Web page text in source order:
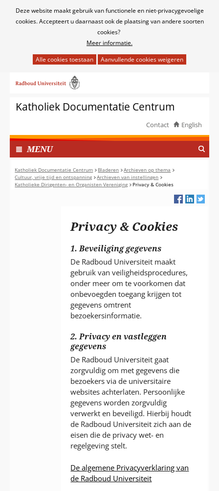
Cookies
Deze website maakt gebruik van functionele en niet-privacygevoelige
cookies. Accepteert u daarnaast ook de plaatsing van andere soorten
cookies?
Meer informatie.
het
van
cookies
deze
website
worden
toegestaan
of
geweigerd.
naar
inhoudKatholiek Documentatie Centrum
Contact English
MENUI
N
G
E
K
Katholiek Documentatie Centrum Bladeren
Archieven op thema
Cultuur, vrije tijd en ontspanning
Archieven van instellingen
Katholieke Dirigenten- en Organisten Vereniging
Privacy & Cookies
Privacy & Cookies
1. Beveiliging gegevens
De Radboud Universiteit maakt
gebruik van veiligheidsprocedures,
onder meer om te voorkomen dat
onbevoegden toegang krijgen tot
gegevens omtrent
bezoekersinformatie.
2. Privacy en vastleggen
gegevens
De Radboud Universiteit gaat
zorgvuldig om met gegevens die
bezoekers via de universitaire
websites achterlaten. Persoonlijke
gegevens worden zorgvuldig
verwerkt en beveiligd. Hierbij houdt
de Radboud Universiteit zich aan de
eisen die de privacy wet- en
regelgeving stelt.
De algemene Privacyverklaring van
de Radboud Universiteit